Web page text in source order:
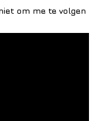
om me te volgen